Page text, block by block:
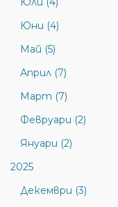
Юни (4)
Май (5)
Април (7)
Март (7)
Февруари (2)
Януари (2)
2025
Декември (3)